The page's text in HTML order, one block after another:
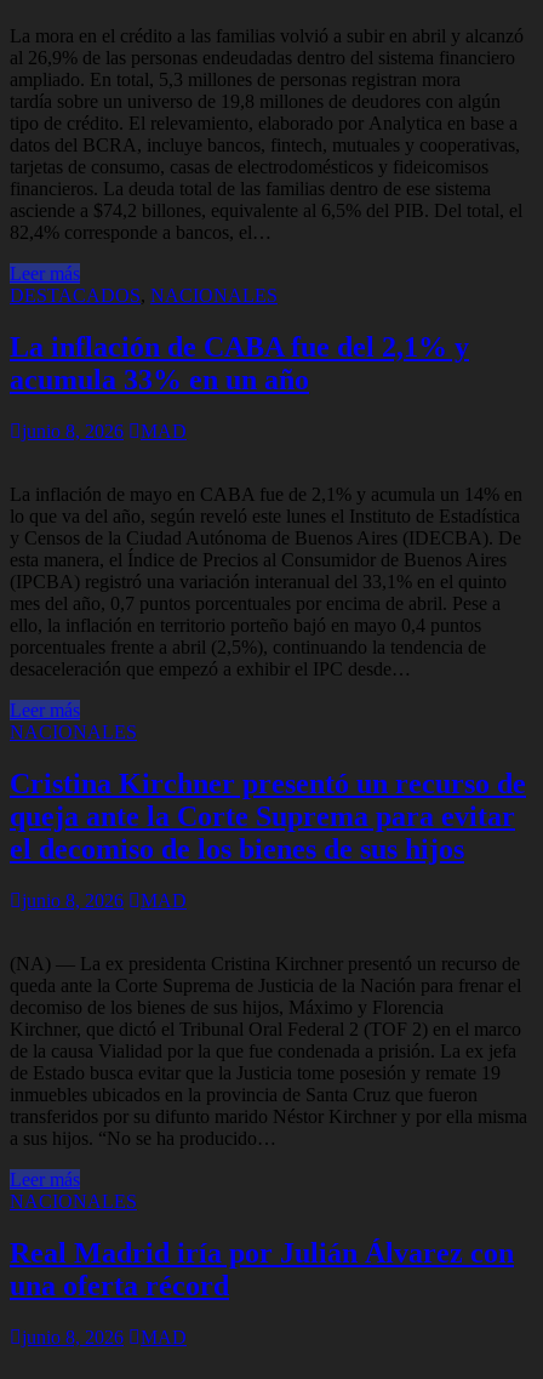
La mora en el crédito a las familias volvió a subir en abril y alcanzó
al 26,9% de las personas endeudadas dentro del sistema financiero
ampliado. En total, 5,3 millones de personas registran mora
tardía sobre un universo de 19,8 millones de deudores con algún
tipo de crédito. El relevamiento, elaborado por Analytica en base a
datos del BCRA, incluye bancos, fintech, mutuales y cooperativas,
tarjetas de consumo, casas de electrodomésticos y fideicomisos
financieros. La deuda total de las familias dentro de ese sistema
asciende a $74,2 billones, equivalente al 6,5% del PIB. Del total, el
82,4% corresponde a bancos, el…
Leer más
DESTACADOS, NACIONALES
La inflación de CABA fue del 2,1% y
acumula 33% en un año
junio 8, 2026 MAD
La inflación de mayo en CABA fue de 2,1% y acumula un 14% en
lo que va del año, según reveló este lunes el Instituto de Estadística
y Censos de la Ciudad Autónoma de Buenos Aires (IDECBA). De
esta manera, el Índice de Precios al Consumidor de Buenos Aires
(IPCBA) registró una variación interanual del 33,1% en el quinto
mes del año, 0,7 puntos porcentuales por encima de abril. Pese a
ello, la inflación en territorio porteño bajó en mayo 0,4 puntos
porcentuales frente a abril (2,5%), continuando la tendencia de
desaceleración que empezó a exhibir el IPC desde…
Leer más
NACIONALES
Cristina Kirchner presentó un recurso de
queja ante la Corte Suprema para evitar
el decomiso de los bienes de sus hijos
junio 8, 2026 MAD
(NA) — La ex presidenta Cristina Kirchner presentó un recurso de
queda ante la Corte Suprema de Justicia de la Nación para frenar el
decomiso de los bienes de sus hijos, Máximo y Florencia
Kirchner, que dictó el Tribunal Oral Federal 2 (TOF 2) en el marco
de la causa Vialidad por la que fue condenada a prisión. La ex jefa
de Estado busca evitar que la Justicia tome posesión y remate 19
inmuebles ubicados en la provincia de Santa Cruz que fueron
transferidos por su difunto marido Néstor Kirchner y por ella misma
a sus hijos. “No se ha producido…
Leer más
NACIONALES
Real Madrid iría por Julián Álvarez con
una oferta récord
junio 8, 2026 MAD